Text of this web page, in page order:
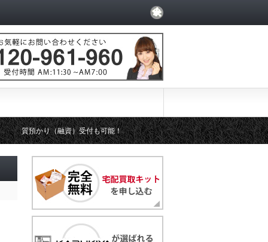
質預かり（融資）受付も可能！